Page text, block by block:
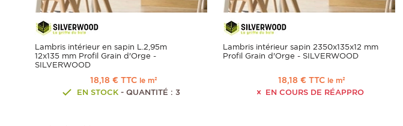
Lambris intérieur en sapin L.2,95m
12x135 mm Profil Grain d'Orge -
SILVERWOOD
18,18 € TTC le m²
EN STOCK - QUANTITÉ : 3
Lambris intérieur sapin 2350x135x12 mm
Profil Grain d'Orge - SILVERWOOD
18,18 € TTC le m²
EN COURS DE RÉAPPRO